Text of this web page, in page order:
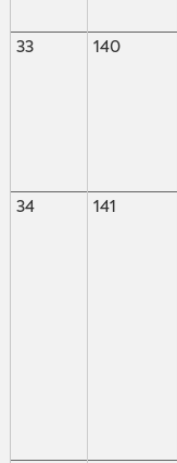
33 140
34 141